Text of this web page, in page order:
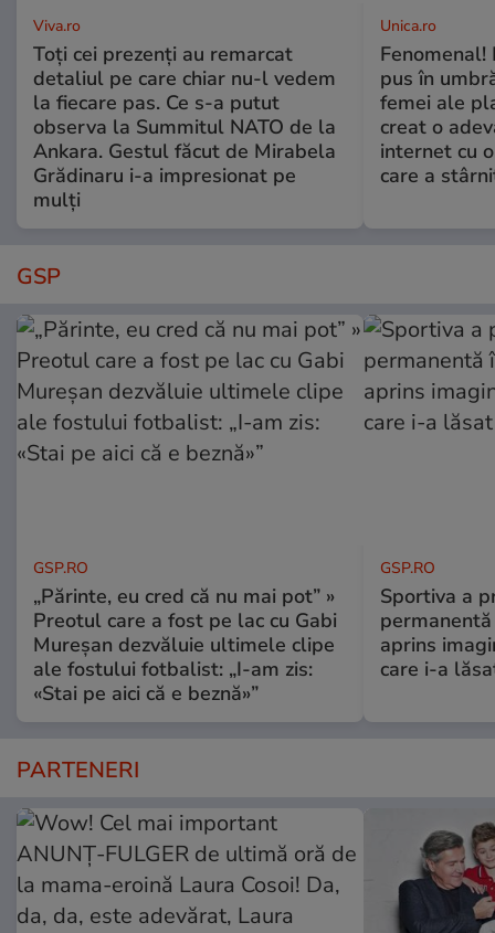
Viva.ro
Toți cei prezenți au remarcat
detaliul pe care chiar nu-l vedem
la fiecare pas. Ce s-a putut
observa la Summitul NATO de la
Ankara. Gestul făcut de Mirabela
Grădinaru i-a impresionat pe
mulți
Unica.ro
pus în
femei ale
creat o
internet cu
care a
GSP
GSP.RO
„Părinte, eu cred că nu mai pot” »
Preotul care a fost pe lac cu Gabi
Mureșan dezvăluie ultimele clipe
ale fostului fotbalist: „I-am zis:
«Stai pe aici că e beznă»”
GSP.RO
Sportiva a
aprins
care i-a
PARTENERI